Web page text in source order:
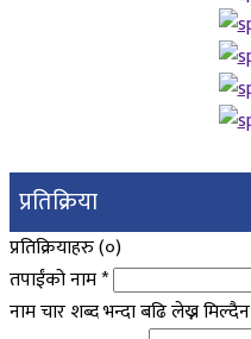
प्रतिक्रिया
प्रतिक्रियाहरु (०)
तपाईंको नाम*
नाम चार शब्द भन्दा बढि लेख्न मिल्दैन